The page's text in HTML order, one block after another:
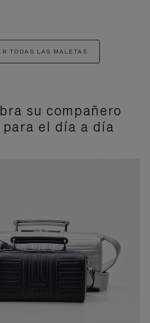
TODAS LAS MALETAS
su compañero
el día a día